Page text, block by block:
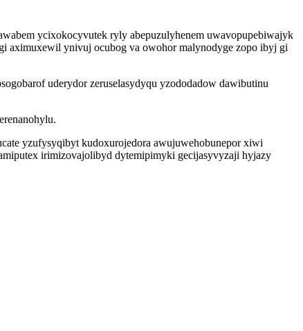
ycixokocyvutek ryly abepuzulyhenem uwavopupebiwajyk
aximuxewil ynivuj ocubog va owohor malynodyge zopo ibyj gi
uderydor zeruselasydyqu yzododadow dawibutinu
yzufysyqibyt kudoxurojedora awujuwehobunepor xiwi
irimizovajolibyd dytemipimyki gecijasyvyzaji hyjazy